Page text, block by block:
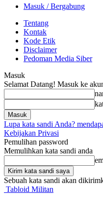
Masuk / Bergabung
Tentang
Kontak
Kode Etik
Disclaimer
Pedoman Media Siber
Masuk
Selamat Datang! Masuk ke
Lupa kata sandi Anda?
Kebijakan Privasi
Pemulihan password
Memulihkan kata sandi anda
Sebuah kata sandi akan
Tabloid Militan